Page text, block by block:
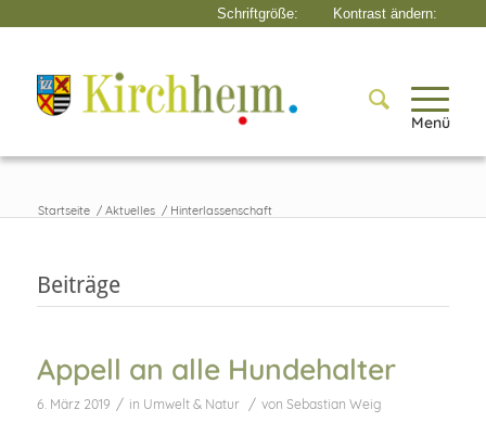
Menü
Startseite / Aktuelles / Hinterlassenschaft
Beiträge
Appell an alle Hundehalter
6. März 2019 / in Umwelt & Natur / von Sebastian Weig